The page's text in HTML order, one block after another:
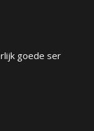
goede ser